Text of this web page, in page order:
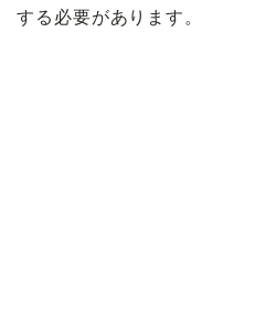
する必要があります。